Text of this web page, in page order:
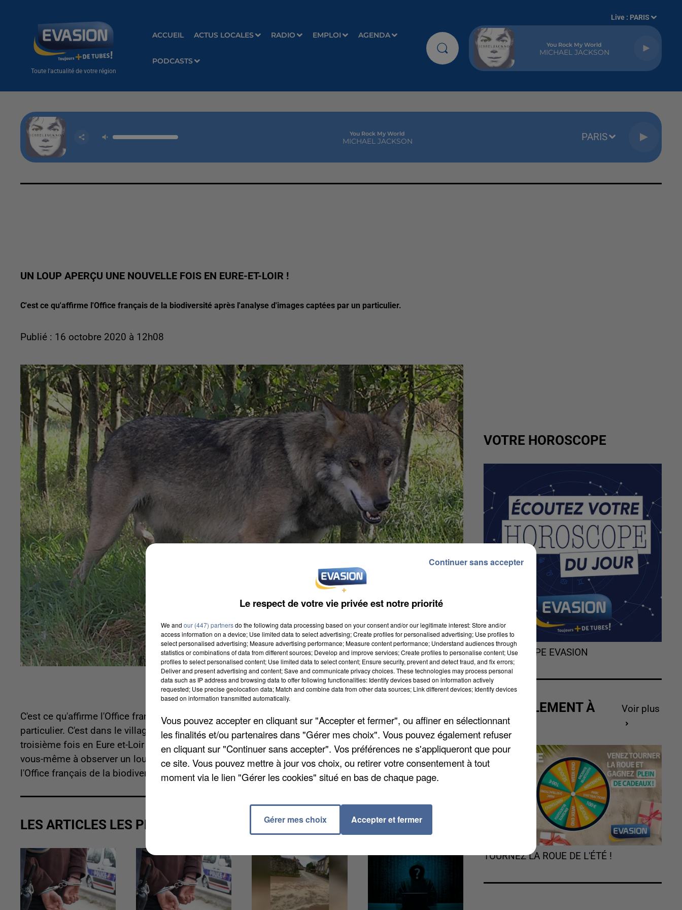
Toute l'actualité de votre région
ACCUEIL ACTUS LOCALES RADIO EMPLOI AGENDA
PODCASTS
Live : PARIS
You Rock My World
MICHAEL JACKSON
You Rock My World
MICHAEL JACKSON PARIS
UN LOUP APERÇU UNE NOUVELLE FOIS EN EURE-ET-LOIR !
C'est ce qu'affirme l'Office français de la biodiversité après l'analyse d'images captées par un particulier.
Publié : 16 octobre 2020 à 12h08
C'est ce qu'affirme l'Office français de la biodiversité après l'analyse d'images captées par un
particulier. C'est dans le village de Sorel-Moussel, près de Dreux, que la bête a été vue. C'est la
troisième fois en Eure et-Loir depuis août 2019, qu'un loup est aperçu. Si jamais vous étiez amenez
vous-même à observer un loup, n'hésitez pas à le signaler au service départemental compétent de
l'Office français de la biodiversité.
LES ARTICLES LES PLUS VUS
VOTRE HOROSCOPE
L'HOROSCOPE EVASION
ACTUELLEMENT À
GAGNER
Voir plus
TOURNEZ LA ROUE DE L'ÉTÉ !
Le respect de votre vie privée est notre priorité
We and our (447) partnersdo the following data processing based on your consent and/or our legitimate interest: Store and/or
access information on a device; Use limited data to select advertising; Create profiles for personalised advertising; Use profiles to
select personalised advertising; Measure advertising performance; Measure content performance; Understand audiences through
statistics or combinations of data from different sources; Develop and improve services; Create profiles to personalise content; Use
profiles to select personalised content; Use limited data to select content; Ensure security, prevent and detect fraud, and fix errors;
Deliver and present advertising and content; Save and communicate privacy choices. These technologies may process personal
data such as IP address and browsing data to offer following functionalities: Identify devices based on information actively
requested; Use precise geolocation data; Match and combine data from other data sources; Link different devices; Identify devices
based on information transmitted automatically.
Vous pouvez accepter en cliquant sur "Accepter et fermer", ou affiner en sélectionnant
les finalités et/ou partenaires dans "Gérer mes choix". Vous pouvez également refuser
en cliquant sur "Continuer sans accepter". Vos préférences ne s'appliqueront que pour
ce site. Vous pouvez mettre à jour vos choix, ou retirer votre consentement à tout
moment via le lien "Gérer les cookies" situé en bas de chaque page.
Gérer mes choix Accepter et fermer
Continuer sans accepter